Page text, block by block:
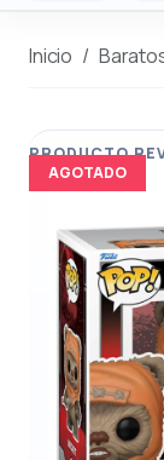
Inicio
AGOTADO